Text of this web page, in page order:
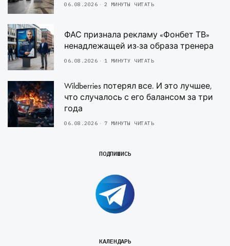
06.08.2026 2 МИНУТЫ ЧИТАТЬ
ФАС признала рекламу «Фонбет ТВ»
ненадлежащей из-за образа тренера
06.08.2026 1 МИНУТУ ЧИТАТЬ
Wildberries потерял все. И это лучшее,
что случалось с его балансом за три
года
06.08.2026 7 МИНУТЫ ЧИТАТЬ
ПОДПИШИСЬ
КАЛЕНДАРЬ